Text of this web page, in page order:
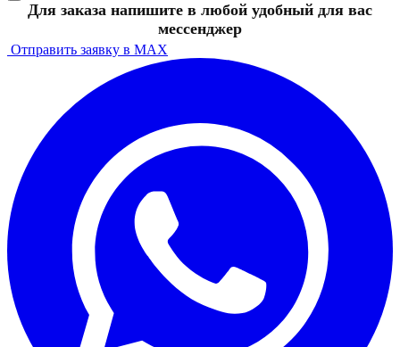
Для заказа напишите в любой удобный для вас
мессенджер
Отправить заявку в MAX